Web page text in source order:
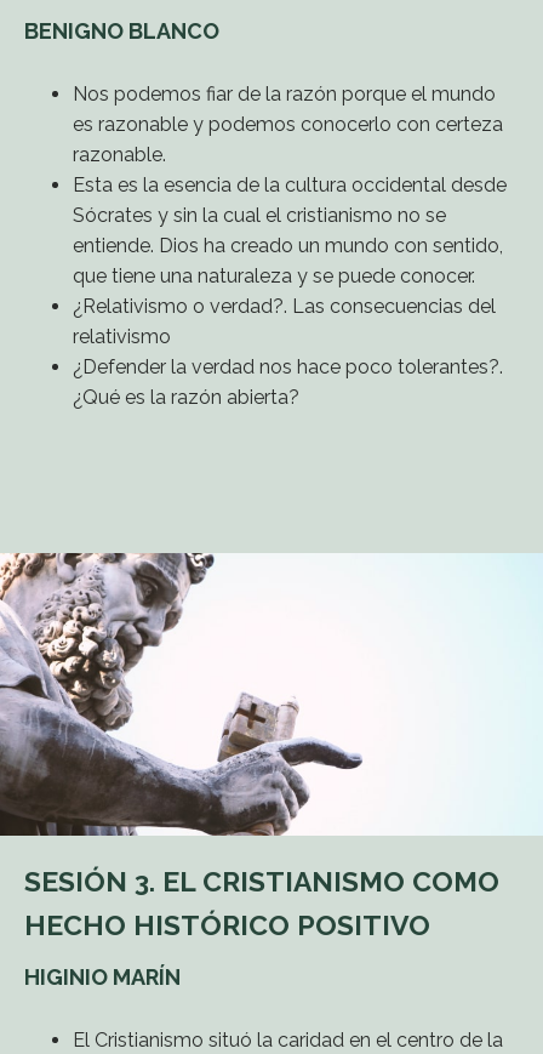
BENIGNO BLANCO
Nos podemos fiar de la razón porque el mundo
es razonable y podemos conocerlo con certeza
razonable.
Esta es la esencia de la cultura occidental desde
Sócrates y sin la cual el cristianismo no se
entiende. Dios ha creado un mundo con sentido,
que tiene una naturaleza y se puede conocer.
¿Relativismo o verdad?. Las consecuencias del
relativismo
¿Defender la verdad nos hace poco tolerantes?.
¿Qué es la razón abierta?
SESIÓN 3. EL CRISTIANISMO COMO
HECHO HISTÓRICO POSITIVO
HIGINIO MARÍN
El Cristianismo situó la caridad en el centro de la